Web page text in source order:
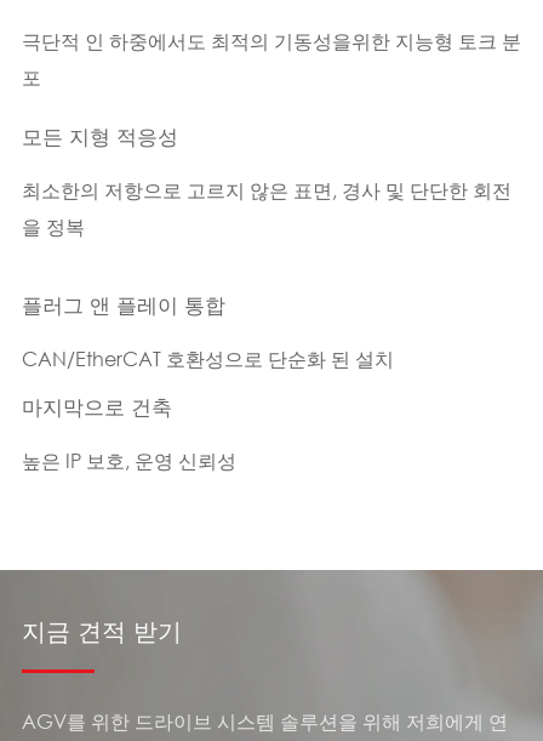
극단적 인 하중에서도 최적의 기동성을위한 지능형 토크 분
포
모든 지형 적응성
최소한의 저항으로 고르지 않은 표면, 경사 및 단단한 회전
을 정복
플러그 앤 플레이 통합
CAN/EtherCAT 호환성으로 단순화 된 설치
마지막으로 건축
높은 IP 보호, 운영 신뢰성
지금 견적 받기
AGV를 위한 드라이브 시스템 솔루션을 위해 저희에게 연